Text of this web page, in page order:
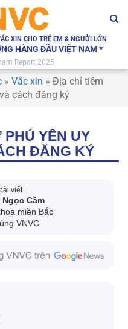
XIN CHO TRẺ EM & NGƯỜI LỚN
HÀNG ĐẦU VIỆT NAM *
Report 2025
» Vắc xin » Địa chỉ tiêm
cách đăng ký
YÊN UY
ĐĂNG KÝ
viết
Ngọc Cầm
miền Bắc
VNVC